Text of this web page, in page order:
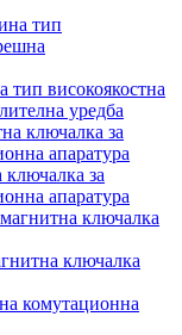
тип високоякостна
уредба
за
апаратура
ключалка